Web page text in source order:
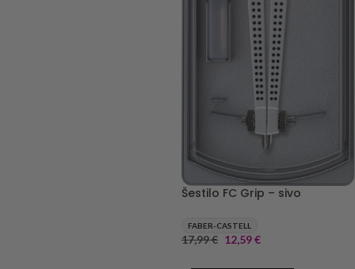
Šestilo FC Grip – sivo
FABER-CASTELL
17,99€ 12,59€